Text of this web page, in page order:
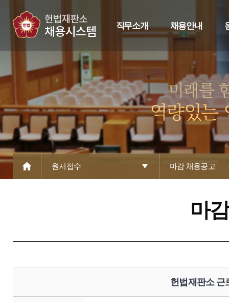
직무소개 채용안내
원서접수 마감 채용공고
마
헌법재판소 근